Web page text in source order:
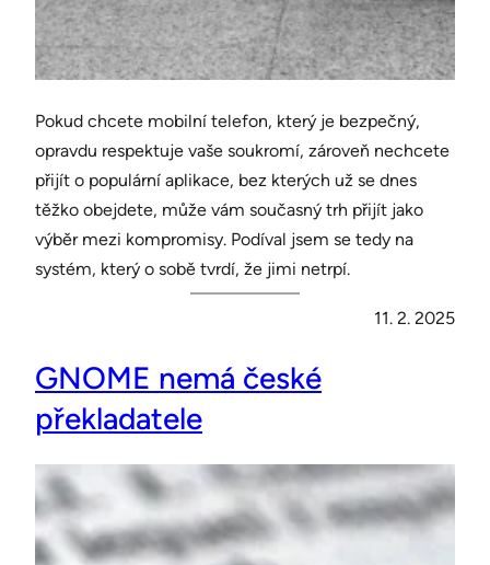
Pokud chcete mobilní telefon, který je bezpečný,
opravdu respektuje vaše soukromí, zároveň nechcete
přijít o populární aplikace, bez kterých už se dnes
těžko obejdete, může vám současný trh přijít jako
výběr mezi kompromisy. Podíval jsem se tedy na
systém, který o sobě tvrdí, že jimi netrpí.
11. 2. 2025
GNOME nemá české
překladatele